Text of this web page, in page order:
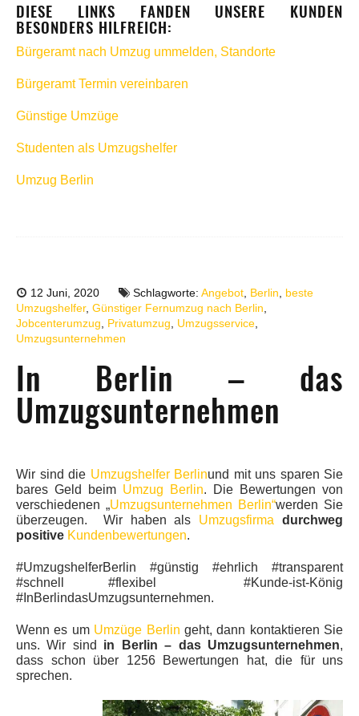
DIESE LINKS FANDEN UNSERE KUNDEN
BESONDERS HILFREICH:
Bürgeramt nach Umzug ummelden, Standorte
Bürgeramt Termin vereinbaren
Günstige Umzüge
Studenten als Umzugshelfer
Umzug Berlin
12 Juni, 2020 Schlagworte: Angebot Berlin
beste
Umzugshelfer, Günstiger Fernumzug nach Berlin
Jobcenterumzug
Privatumzug Umzugsservice
Umzugsunternehmen
In Berlin – das
Umzugsunternehmen
Wir sind die Umzugshelfer Berlinund mit uns sparen Sie
bares Geld beim Umzug Berlin. Die Bewertungen von
verschiedenen „Umzugsunternehmen Berlin“werden Sie
überzeugen. Wir haben als Umzugsfirma durchweg
positive Kundenbewertungen.
#UmzugshelferBerlin #günstig #ehrlich #transparent
#schnell #flexibel #Kunde-ist-König
#InBerlindasUmzugsunternehmen.
Wenn es um Umzüge Berlin geht, dann kontaktieren Sie
uns. Wir sind in Berlin – das Umzugsunternehmen,
dass schon über 1256 Bewertungen hat, die für uns
sprechen.